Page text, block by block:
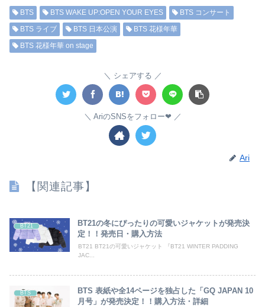
BTS BTS WAKE UP:OPEN YOUR EYES
BTS コンサート
BTS ライブ
BTS 日本公演
BTS 花様年華
BTS 花様年華 on stage
シェアする
AriのSNSをフォロー❤︎
Ari
【関連記事】
BT21
BT21の冬にぴったりの可愛いジャケットが発売決
定！！発売日・購入方法
BT21 BT21の可愛いジャケット 『BT21 WINTER PADDING
JAC...
BTS
BTS 表紙や全14ページを独占した「GQ JAPAN 10
月号」が発売決定！！購入方法・詳細